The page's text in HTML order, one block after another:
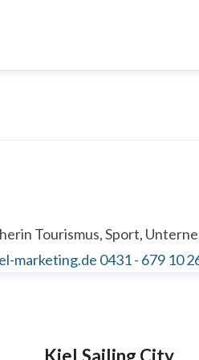
Tourismus, Sport,
marketing.de 0431 - 679 10
Kiel.Sailing.City